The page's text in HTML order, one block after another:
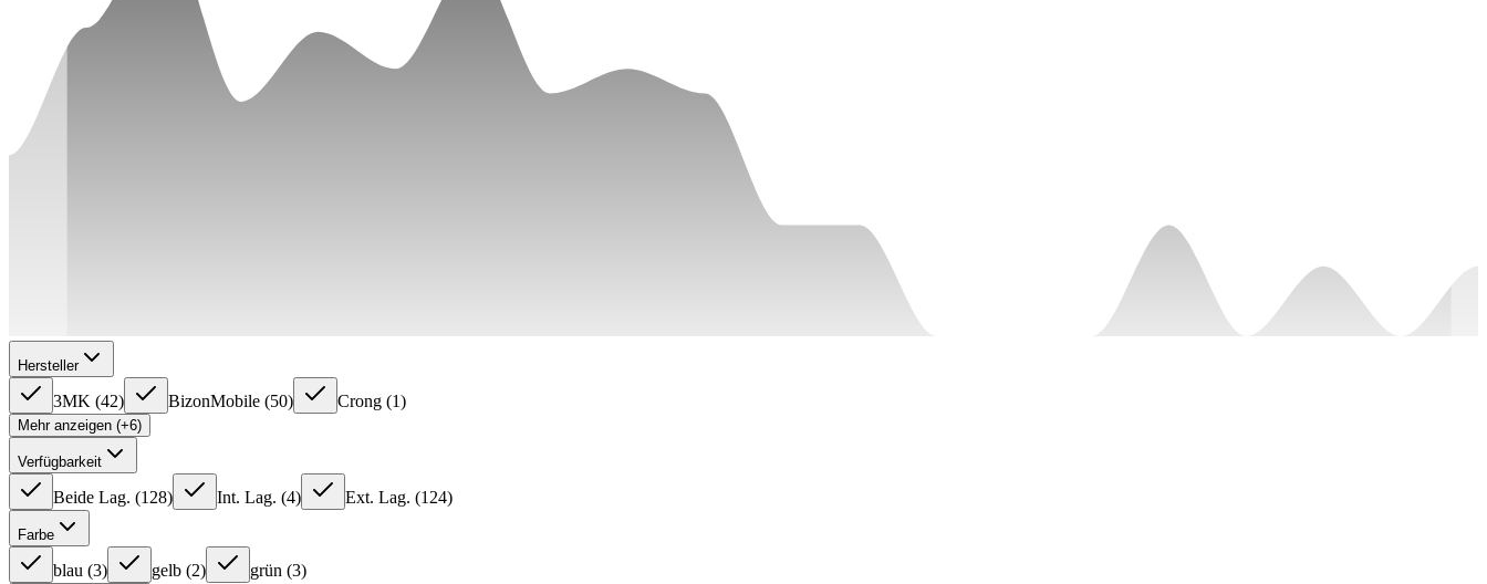
Hersteller
3MK (42) BizonMobile (50) Crong (1)
Mehr anzeigen (+6)
Verfügbarkeit
Beide Lag. (128) Int. Lag. (4) Ext. Lag. (124)
Farbe
blau (3) gelb (2) grün (3)